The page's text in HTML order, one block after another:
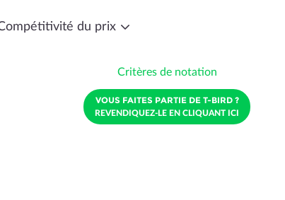
du prix
Critères de notation
VOUS FAITES PARTIE DE T-BIRD ?
REVENDIQUEZ-LE EN CLIQUANT ICI